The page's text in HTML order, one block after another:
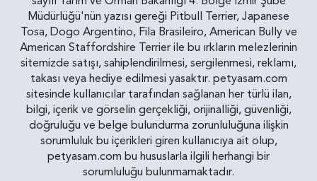
Müdürlüğü'nün yazısı gereği Pitbull Terrier, Japanese
Tosa, Dogo Argentino, Fila Brasileiro, American Bully ve
American Staffordshire Terrier ile bu ırkların melezlerinin
sitemizde satışı, sahiplendirilmesi, sergilenmesi, reklamı,
takası veya hediye edilmesi yasaktır. petyasam.com
sitesinde kullanıcılar tarafından sağlanan her türlü ilan,
bilgi, içerik ve görselin gerçekliği, orijinalliği, güvenliği,
doğruluğu ve belge bulundurma zorunluluğuna ilişkin
sorumluluk bu içerikleri giren kullanıcıya ait olup,
petyasam.com bu hususlarla ilgili herhangi bir
sorumluluğu bulunmamaktadır.